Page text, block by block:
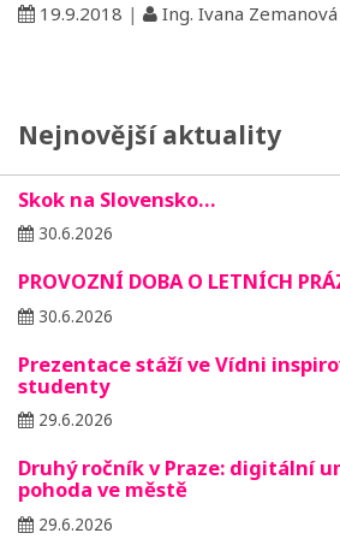
19.9.2018 | Ing. Ivana Zemanová
Nejnovější aktuality
Skok na Slovensko…
30.6.2026
PROVOZNÍ DOBA O LETNÍCH
30.6.2026
Prezentace stáží ve Vídni
studenty
29.6.2026
Druhý ročník v Praze: digitální
pohoda ve městě
29.6.2026